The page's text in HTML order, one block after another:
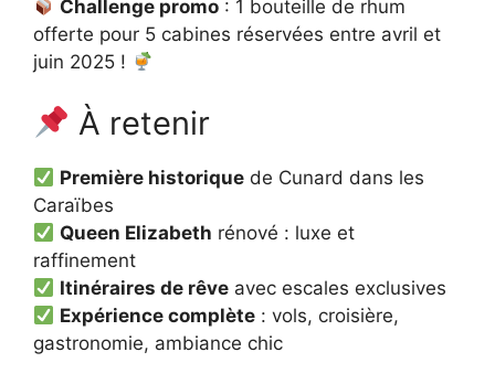
Challenge promo : 1 bouteille de rhum
offerte pour 5 cabines réservées entre avril et
juin 2025 !
À retenir
Première historique de Cunard dans les
Caraïbes
Queen Elizabeth rénové : luxe et
raffinement
Itinéraires de rêve avec escales exclusives
Expérience complète : vols, croisière,
gastronomie, ambiance chic